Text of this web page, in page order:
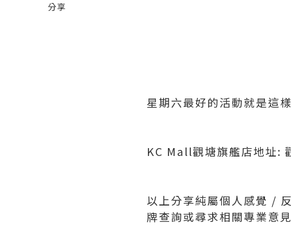
分享
星期六最好的活動就是
KC Mall觀塘旗艦店地址:
以上分享純屬個人感覺 /
牌查詢或尋求相關專業意見